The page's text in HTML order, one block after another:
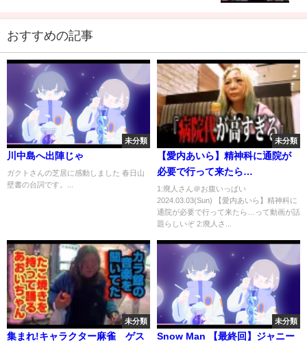
おすすめの記事
未分類
川中島へ出陣じゃ
ガクトさんの芝居に感動しました 春日山
壁書の台詞です。...
未分類
【愛内あいら】精神科に通院が
必要で行って来たら…
1:廃人さん＠お腹いっぱい
2024.03.03(Sun) 【愛内あいら】精神科に
通院が必要で行って来たら…って動画が話
題らしいぞ 2:廃人さ...
未分類
集まれ!キャラクター麻雀 ゲス
未分類
Snow Man 【最終回】ジャニー